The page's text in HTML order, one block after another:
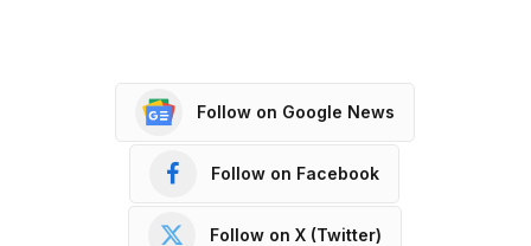
Follow on Google News
Follow on Facebook
Follow on X (Twitter)